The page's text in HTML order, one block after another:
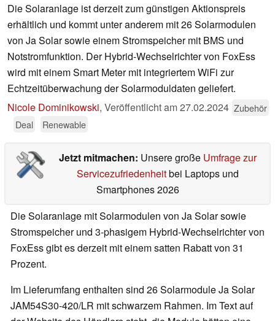
Die Solaranlage ist derzeit zum günstigen Aktionspreis
erhältlich und kommt unter anderem mit 26 Solarmodulen
von Ja Solar sowie einem Stromspeicher mit BMS und
Notstromfunktion. Der Hybrid-Wechselrichter von FoxEss
wird mit einem Smart Meter mit integriertem WiFi zur
Echtzeitüberwachung der Solarmoduldaten geliefert.
Nicole Dominikowski, Veröffentlicht am27.02.2024 Zubehör
Deal
Renewable
Jetzt mitmachen: Unsere große Umfrage zur
Servicezufriedenheitbei Laptops und
Smartphones 2026
Die Solaranlage mit Solarmodulen von Ja Solar sowie
Stromspeicher und 3-phasigem Hybrid-Wechselrichter von
FoxEss gibt es derzeit mit einem satten Rabatt von 31
Prozent.
Im Lieferumfang enthalten sind 26 Solarmodule Ja Solar
JAM54S30-420/LR mit schwarzem Rahmen. Im Text auf